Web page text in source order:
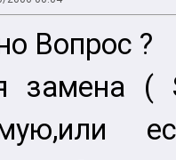
Вопрос ?
замена (